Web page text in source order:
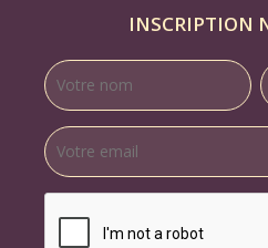
INSCRIPTION